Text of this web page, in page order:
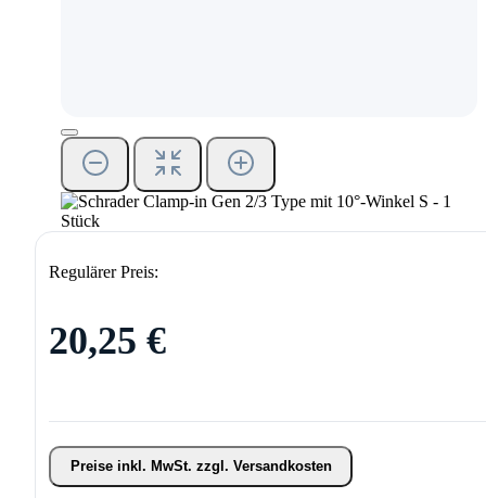
Regulärer Preis:
20,25 €
Preise inkl. MwSt. zzgl. Versandkosten